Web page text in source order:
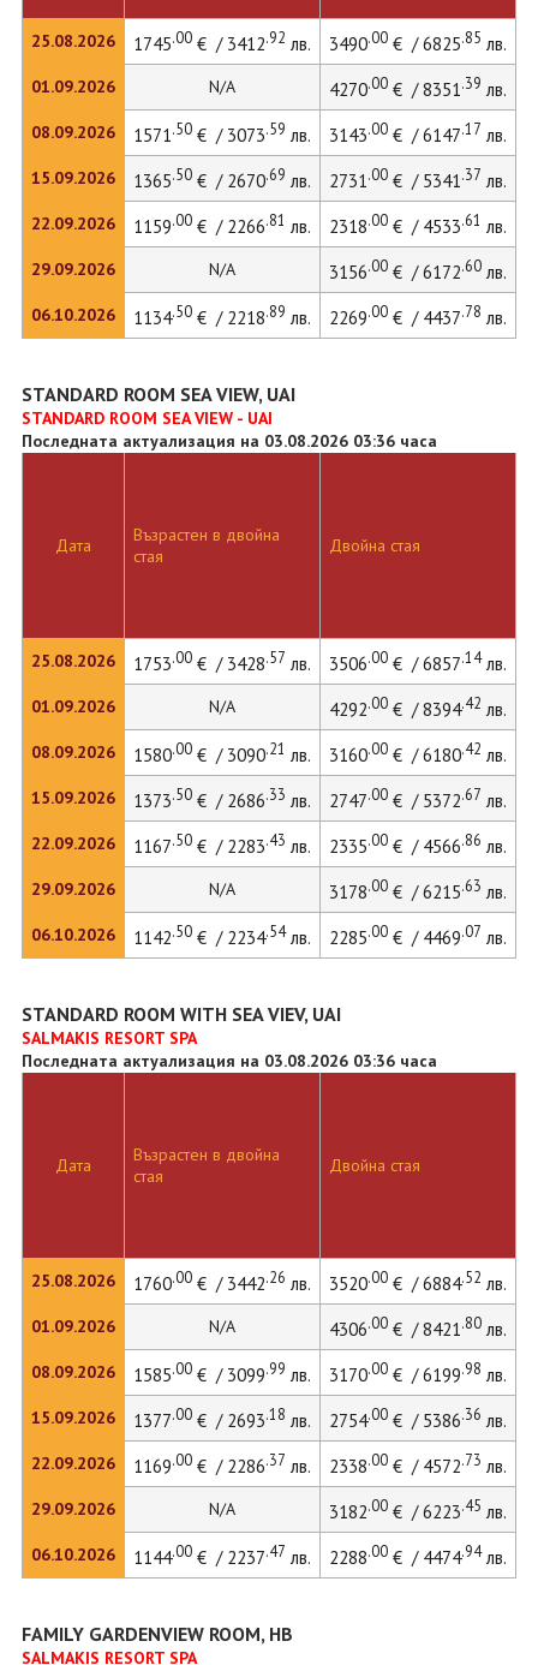
25.08.2026
01.09.2026
08.09.2026
15.09.2026
22.09.2026
29.09.2026
06.10.2026
1745.00€ / 3412.92 лв. 3490.00€ / 6825.85 лв.
N/A 4270.00€ / 8351.39 лв.
1571.50€ / 3073.59 лв. 3143.00€ / 6147.17 лв.
1365.50€ / 2670.69 лв. 2731.00€ / 5341.37 лв.
1159.00€ / 2266.81 лв. 2318.00€ / 4533.61 лв.
N/A 3156.00€ / 6172.60лв.
1134.50€ / 2218.89 лв. 2269.00€ / 4437.78 лв.
STANDARD ROOM SEA VIEW, UAI
STANDARD ROOM SEA VIEW - UAI
Последната актуализация на 03.08.2026 03:36 часа
Дата
25.08.2026
01.09.2026
08.09.2026
15.09.2026
22.09.2026
29.09.2026
06.10.2026
Възрастен в двойна
стая
Двойна стая
1753.00€ / 3428.57 лв. 3506.00€ / 6857.14лв.
N/A 4292.00€ / 8394.42 лв.
1580.00€ / 3090.21 лв. 3160.00€ / 6180.42 лв.
1373.50€ / 2686.33 лв. 2747.00€ / 5372.67 лв.
1167.50€ / 2283.43 лв. 2335.00€ / 4566.86 лв.
N/A 3178.00€ / 6215.63 лв.
1142.50€ / 2234.54лв. 2285.00€ / 4469.07 лв.
STANDARD ROOM WITH SEA VIEV, UAI
SALMAKIS RESORT SPA
Последната актуализация на 03.08.2026 03:36 часа
Дата
25.08.2026
01.09.2026
08.09.2026
15.09.2026
22.09.2026
29.09.2026
06.10.2026
Възрастен в двойна
стая
Двойна стая
1760.00€ / 3442.26 лв. 3520.00€ / 6884.52 лв.
N/A 4306.00€ / 8421.80лв.
1585.00€ / 3099.99 лв. 3170.00€ / 6199.98 лв.
1377.00€ / 2693.18 лв. 2754.00€ / 5386.36 лв.
1169.00€ / 2286.37 лв. 2338.00€ / 4572.73 лв.
N/A 3182.00€ / 6223.45 лв.
1144.00€ / 2237.47 лв. 2288.00€ / 4474.94лв.
FAMILY GARDENVIEW ROOM, HB
SALMAKIS RESORT SPA